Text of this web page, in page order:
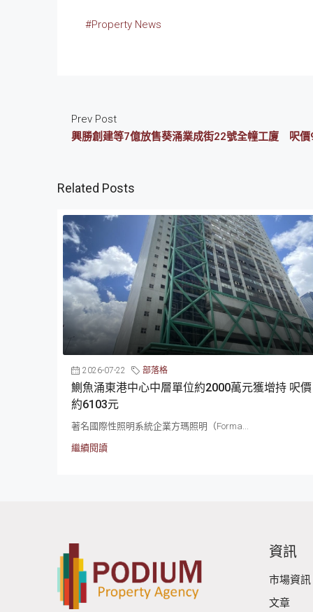
#Property News
Prev Post
興勝創建等7億放售葵涌業成街22號全幢工廈 呎
Related Posts
2026-07-22 部落格
鰂魚涌東港中心中層單位約2000萬元獲增持 呎價
約6103元
著名國際性照明系統企業方瑪照明（Forma...
繼續閱讀
資訊
市場資訊
文章